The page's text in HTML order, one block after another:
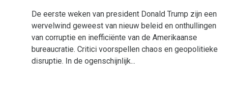
De eerste weken van president Donald Trump zijn een
wervelwind geweest van nieuw beleid en onthullingen
van corruptie en inefficiënte van de Amerikaanse
bureaucratie. Critici voorspellen chaos en geopolitieke
disruptie. In de ogenschijnlijk...